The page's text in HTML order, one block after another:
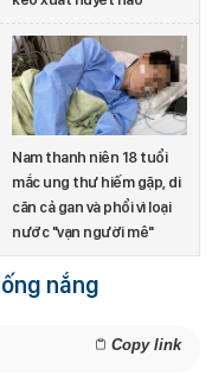
Nam thanh niên 18 tuổi
mắc ung thư hiếm gặp, di
căn cả gan và phổi vì loại
nước "vạn người mê"
nắng
Copy link